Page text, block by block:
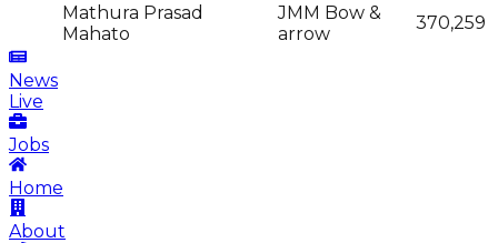
Mathura Prasad
Mahato
JMM Bow &
arrow
370,259
News
Live
Jobs
Home
About